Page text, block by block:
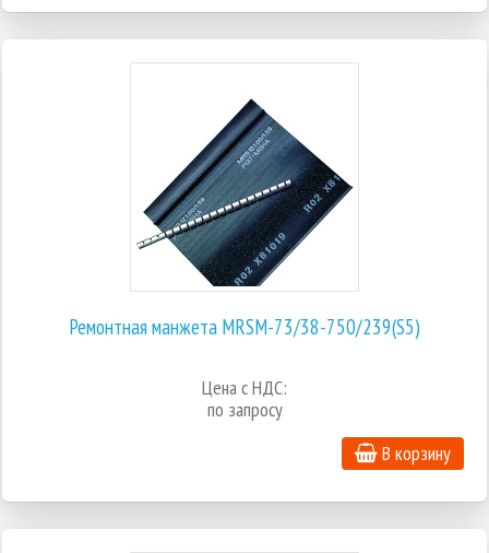
Ремонтная манжета MRSM-73/38-750/239(S5)
Цена с НДС:
по запросу
В корзину